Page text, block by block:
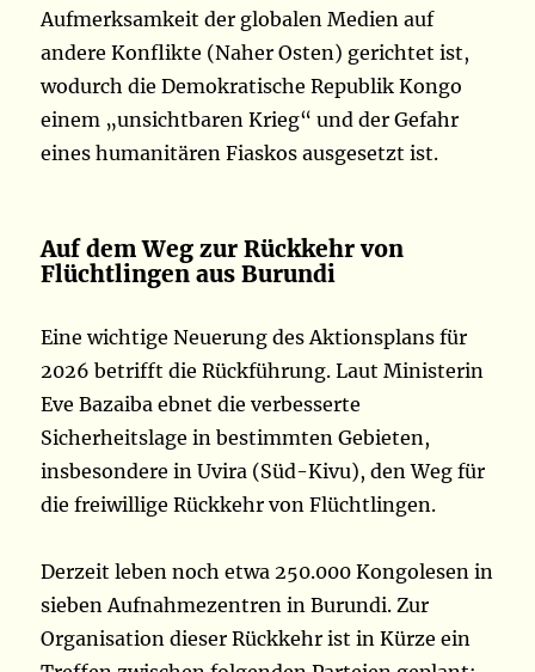
Aufmerksamkeit der globalen Medien auf
andere Konflikte (Naher Osten) gerichtet ist,
wodurch die Demokratische Republik Kongo
einem „unsichtbaren Krieg“ und der Gefahr
eines humanitären Fiaskos ausgesetzt ist.
Auf dem Weg zur Rückkehr von
Flüchtlingen aus Burundi
Eine wichtige Neuerung des Aktionsplans für
2026 betrifft die Rückführung. Laut Ministerin
Eve Bazaiba ebnet die verbesserte
Sicherheitslage in bestimmten Gebieten,
insbesondere in Uvira (Süd-Kivu), den Weg für
die freiwillige Rückkehr von Flüchtlingen.
Derzeit leben noch etwa 250.000 Kongolesen in
sieben Aufnahmezentren in Burundi. Zur
Organisation dieser Rückkehr ist in Kürze ein